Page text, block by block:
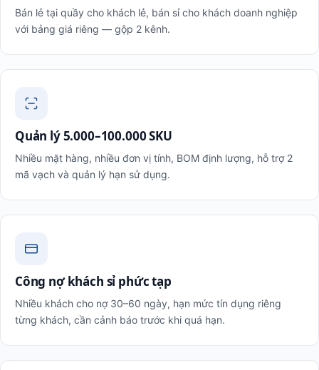
Bán lẻ tại quầy cho khách lẻ, bán sỉ cho khách doanh nghiệp
với bảng giá riêng — gộp 2 kênh.
Quản lý 5.000–100.000 SKU
Nhiều mặt hàng, nhiều đơn vị tính, BOM định lượng, hỗ trợ 2
mã vạch và quản lý hạn sử dụng.
Công nợ khách sỉ phức tạp
Nhiều khách cho nợ 30–60 ngày, hạn mức tín dụng riêng
từng khách, cần cảnh báo trước khi quá hạn.